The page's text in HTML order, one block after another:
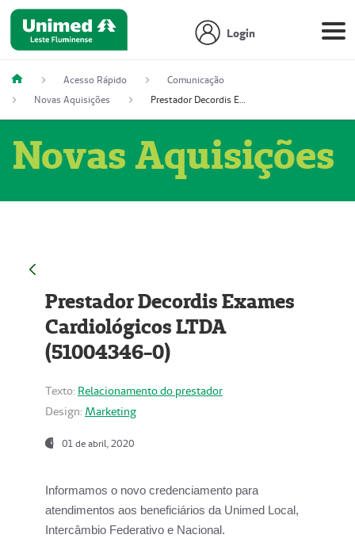
Login
Acesso Rápido
Comunicação
Novas Aquisições
Prestador Decordis Exames Cardiológicos LTDA (51004346-0)
Novas Aquisições
Prestador Decordis Exames
Cardiológicos LTDA
(51004346-0)
Texto: Relacionamento do prestador
Design: Marketing
01 de abril, 2020
Informamos o novo credenciamento para
atendimentos aos beneficiários da Unimed Local,
Intercâmbio Federativo e Nacional.